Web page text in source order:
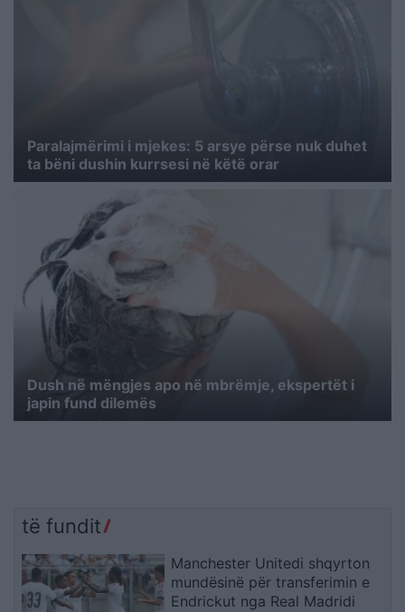
Paralajmërimi i mjekes: 5 arsye përse nuk duhet
ta bëni dushin kurrsesi në këtë orar
Dush në mëngjes apo në mbrëmje, ekspertët i
japin fund dilemës
të fundit
Manchester Unitedi shqyrton
mundësinë për transferimin e
Endrickut nga Real Madridi